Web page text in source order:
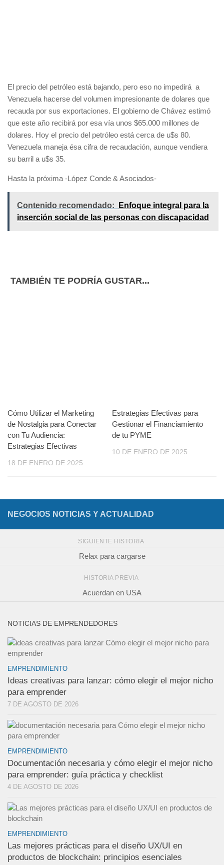
El precio del petróleo está bajando, pero eso no impedirá a
Venezuela hacerse del volumen impresionante de dolares que
recauda por sus exportaciones. El gobierno de Chávez estimó
que este año recibirá por esa vía unos $65.000 millones de
dolares. Hoy el precio del petróleo está cerca de u$s 80.
Venezuela maneja ésa cifra de recaudación, aunque vendiera
su barril a u$s 35.
Hasta la próxima -López Conde & Asociados-
Contenido recomendado:
Enfoque integral para la
inserción social de las personas con discapacidad
TAMBIÉN TE PODRÍA GUSTAR...
Cómo Utilizar el Marketing
de Nostalgia para Conectar
con Tu Audiencia:
Estrategias Efectivas
18 DE ENERO DE 2025
Estrategias Efectivas para
Gestionar el Financiamiento
de tu PYME
10 DE ENERO DE 2025
NEGOCIOS NOTICIAS Y ACTUALIDAD
SIGUIENTE HISTORIA
Relax para cargarse
HISTORIA PREVIA
Acuerdan en USA
NOTICIAS DE EMPRENDEDORES
EMPRENDIMIENTO
Ideas creativas para lanzar: cómo elegir el mejor nicho
para emprender
7 DE AGOSTO DE 2026
EMPRENDIMIENTO
Documentación necesaria y cómo elegir el mejor nicho
para emprender: guía práctica y checklist
4 DE AGOSTO DE 2026
EMPRENDIMIENTO
Las mejores prácticas para el diseño UX/UI en
productos de blockchain: principios esenciales